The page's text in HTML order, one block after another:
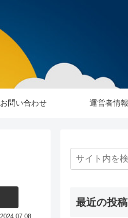
お問い合わせ 運営者情報
2024.07.08
最近の投稿